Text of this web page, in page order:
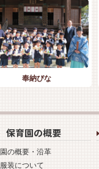
奉納びな
保育園の概要
園の概要・沿革
服装について